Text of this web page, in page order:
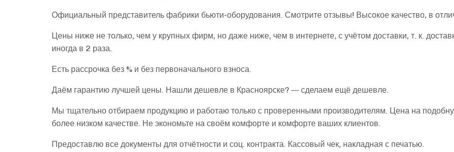
Официальный представитель фабрики бьюти-оборудования. Смотрите отзывы! Высокое качество, в
Цены ниже не только, чем у крупных фирм, но даже ниже, чем в интернете, с учётом доставки, т. к.
иногда в 2 раза.
Есть рассрочка без % и без первоначального взноса.
Даём гарантию лучшей цены. Нашли дешевле в Красноярске? — сделаем ещё дешевле.
Мы тщательно отбираем продукцию и работаю только с проверенными производителям. Цена на
более низком качестве. Не экономьте на своём комфорте и комфорте ваших клиентов.
Предоставлю все документы для отчётности и соц. контракта. Кассовый чек, накладная с печатью.